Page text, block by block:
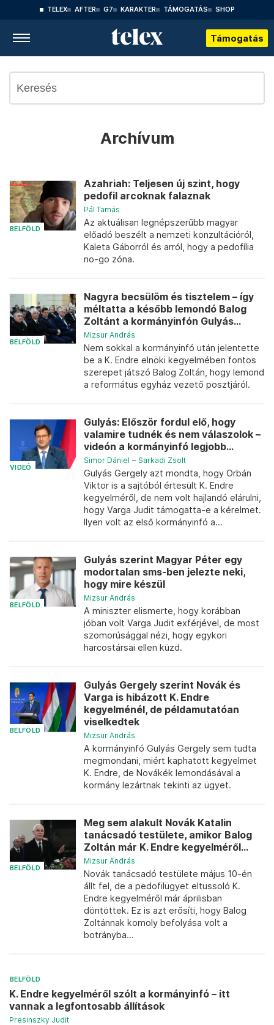
TELEX AFTER G7 KARAKTER TÁMOGATÁS SHOP
Támogatás
Archívum
BELFÖLD
Azahriah: Teljesen új szint, hogy
pedofil arcoknak falaznak
Pál Tamás
Az aktuálisan legnépszerűbb magyar
előadó beszélt a nemzeti konzultációról,
Kaleta Gáborról és arról, hogy a pedofília
no-go zóna.
BELFÖLD
Nagyra becsülöm és tisztelem – így
méltatta a később lemondó Balog
Zoltánt a kormányinfón Gulyás...
Mizsur András
Nem sokkal a kormányinfó után jelentette
be a K. Endre elnöki kegyelmében fontos
szerepet játszó Balog Zoltán, hogy lemond
a református egyház vezető posztjáról.
VIDEÓ
Gulyás: Először fordul elő, hogy
valamire tudnék és nem válaszolok –
videón a kormányinfó legjobb...
Simor Dániel – Sarkadi Zsolt
Gulyás Gergely azt mondta, hogy Orbán
Viktor is a sajtóból értesült K. Endre
kegyelméről, de nem volt hajlandó elárulni,
hogy Varga Judit támogatta-e a kérelmet.
Ilyen volt az első kormányinfó a...
BELFÖLD
Gulyás szerint Magyar Péter egy
modortalan sms-ben jelezte neki,
hogy mire készül
Mizsur András
A miniszter elismerte, hogy korábban
jóban volt Varga Judit exférjével, de most
szomorúsággal nézi, hogy egykori
harcostársai ellen küzd.
BELFÖLD
Gulyás Gergely szerint Novák és
Varga is hibázott K. Endre
kegyelménél, de példamutatóan
viselkedtek
Mizsur András
A kormányinfó Gulyás Gergely sem tudta
megmondani, miért kaphatott kegyelmet
K. Endre, de Novákék lemondásával a
kormány lezártnak tekinti az ügyet.
BELFÖLD
Meg sem alakult Novák Katalin
tanácsadó testülete, amikor Balog
Zoltán már K. Endre kegyelméről...
Mizsur András
Novák tanácsadó testülete május 10-én
állt fel, de a pedofilügyet eltussoló K.
Endre kegyelméről már áprilisban
döntöttek. Ez is azt erősíti, hogy Balog
Zoltánnak komoly befolyása volt a
botrányba...
BELFÖLD
K. Endre kegyelméről szólt a kormányinfó – itt
vannak a legfontosabb állítások
Presinszky Judit